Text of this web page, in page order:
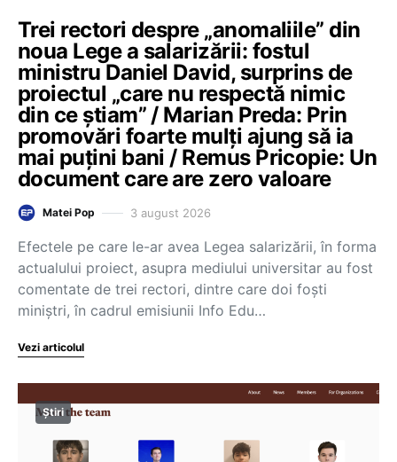
Trei rectori despre „anomaliile” din
noua Lege a salarizării: fostul
ministru Daniel David, surprins de
proiectul „care nu respectă nimic
din ce știam” / Marian Preda: Prin
promovări foarte mulți ajung să ia
mai puțini bani / Remus Pricopie: Un
document care are zero valoare
Matei Pop 3 august 2026
Efectele pe care le-ar avea Legea salarizării, în forma
actualului proiect, asupra mediului universitar au fost
comentate de trei rectori, dintre care doi foști
miniștri, în cadrul emisiunii Info Edu…
Vezi articolul
Știri